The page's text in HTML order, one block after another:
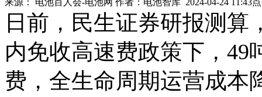
日前，民生证券研报测算
内免收高速费政策下，49
费，全生命周期运营成本